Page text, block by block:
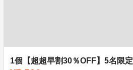
1個【超超早割30％OFF】5名限定